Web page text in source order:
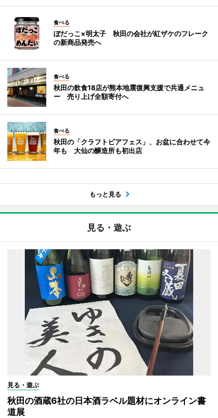
食べる
ぼだっこ×明太子 秋田の会社が紅ザケのフレーク
の新商品発売へ
食べる
秋田の飲食18店が熊本地震復興支援で共通メニュ
ー 売り上げ全額寄付へ
食べる
秋田の「クラフトビアフェス」、お盆に合わせて今
年も 大仙の醸造所も初出店
もっと見る
見る・遊ぶ
見る・遊ぶ
秋田の酒蔵6社の日本酒ラベル題材にオンライン書
道展